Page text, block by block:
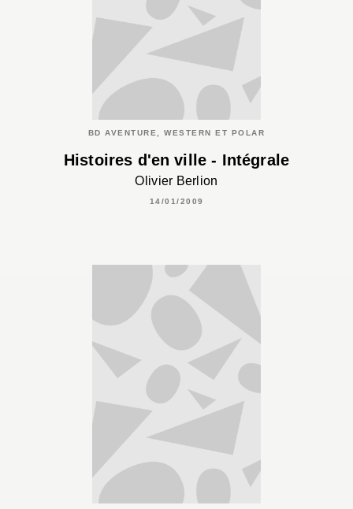
BD AVENTURE, WESTERN ET POLAR
Histoires d'en ville - Intégrale
Olivier Berlion
14/01/2009